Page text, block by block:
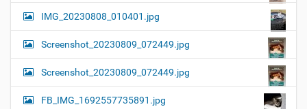
IMG_20230808_010401.jpg
Screenshot_20230809_072449.jpg
Screenshot_20230809_072449.jpg
FB_IMG_1692557735891.jpg